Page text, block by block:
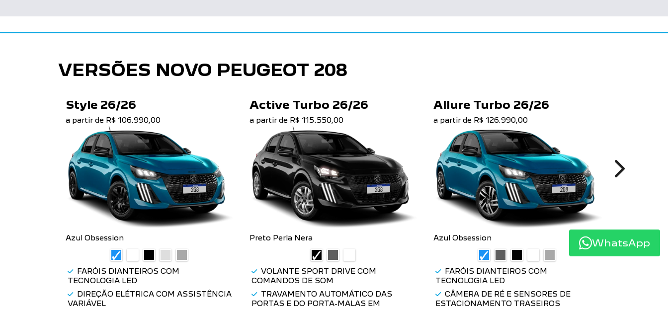
VERSÕES NOVO PEUGEOT 208
Style 26/26
a partir de R$ 106.990,00
Azul Obsession
FARÓIS DIANTEIROS COM
TECNOLOGIA LED
DIREÇÃO ELÉTRICA COM ASSISTÊNCIA
VARIÁVEL
Active Turbo 26/26
a partir de R$ 115.550,00
Preto Perla Nera
VOLANTE SPORT DRIVE COM
COMANDOS DE SOM
TRAVAMENTO AUTOMÁTICO DAS
PORTAS E DO PORTA-MALAS EM
Allure Turbo 26/26
a partir de R$ 126.990,00
Azul Obsession
FARÓIS DIANTEIROS COM
TECNOLOGIA LED
CÂMERA DE RÉ E SENSORES DE
ESTACIONAMENTO TRASEIROS
Azul
Next
WhatsApp